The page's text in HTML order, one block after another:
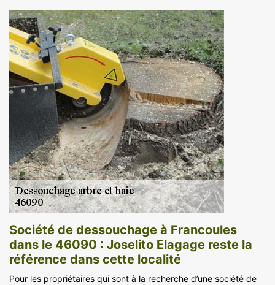
Société de dessouchage à Francoules
dans le 46090 : Joselito Elagage reste la
référence dans cette localité
Pour les propriétaires qui sont à la recherche d’une société de